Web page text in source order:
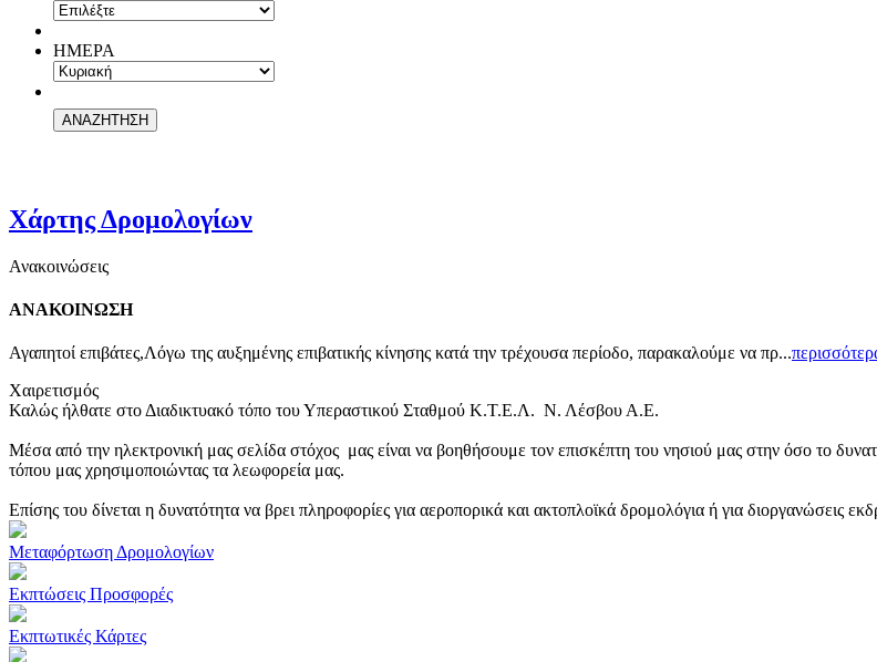
ΗΜΕΡΑ
Χάρτης Δρομολογίων
Ανακοινώσεις
ΑΝΑΚΟΙΝΩΣΗ
Αγαπητοί επιβάτες,Λόγω της αυξημένης επιβατικής κίνησης κατά την τρέχουσα περίοδο, παρακαλούμε να πρ...
Χαιρετισμός
Καλώς ήλθατε στο Διαδικτυακό τόπο του Υπεραστικού Σταθμού Κ.Τ.Ε.Λ. Ν. Λέσβου Α.Ε.
Μέσα από την ηλεκτρονική μας σελίδα στόχος μας είναι να βοηθήσουμε τον επισκέπτη του νησιού μας στην όσο το
τόπου μας χρησιμοποιώντας τα λεωφορεία μας.
Επίσης του δίνεται η δυνατότητα να βρει πληροφορίες για αεροπορικά και ακτοπλοϊκά δρομολόγια ή για διοργανώσεις
Μεταφόρτωση Δρομολογίων
Εκπτώσεις Προσφορές
Εκπτωτικές Κάρτες